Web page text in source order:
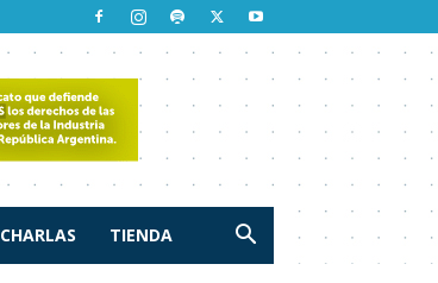
CHARLAS TIENDA